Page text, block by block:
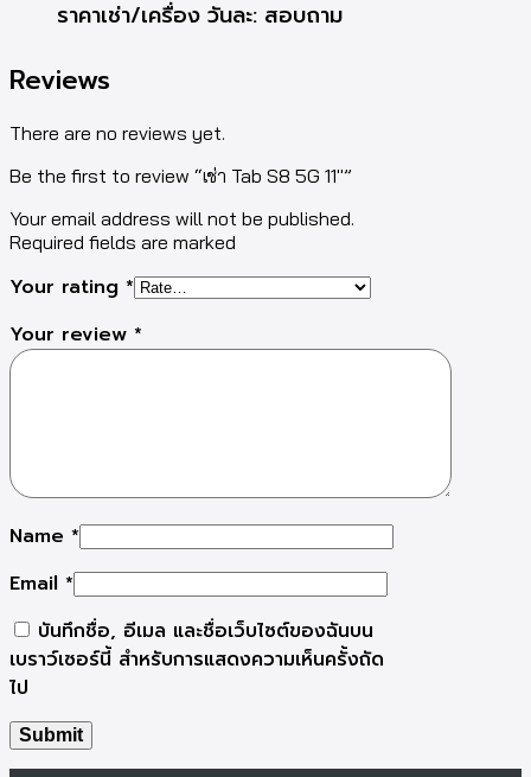
ราคาเช่า/เครื่อง วันละ: สอบถาม
Reviews
There are no reviews yet.
Be the first to review “เช่า Tab S8 5G 11″”
Your email address will not be published.
Required fields are marked
Your rating *
Your review *
Name *
Email *
บันทึกชื่อ, อีเมล และชื่อเว็บไซต์ของฉันบน
เบราว์เซอร์นี้ สำหรับการแสดงความเห็นครั้งถัด
ไป